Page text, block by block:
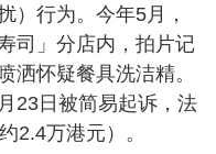
）行为。今年5月，
司」分店内，拍片记
洒怀疑餐具洗洁精。
23日被简易起诉，法
2.4万港元）。